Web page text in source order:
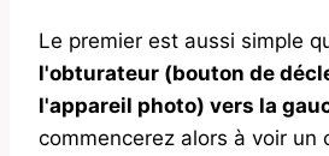
Le premier est aussi simple
l'obturateur (bouton de
l'appareil photo) vers la
commencerez alors à voir un